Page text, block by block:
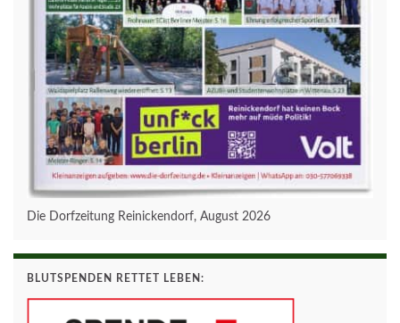
Die Dorfzeitung Reinickendorf, August 2026
BLUTSPENDEN RETTET LEBEN: